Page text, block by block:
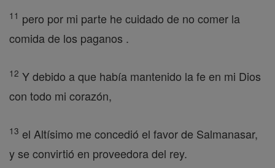
11 pero por mi parte he cuidado de no comer la
comida de los paganos .
12 Y debido a que había mantenido la fe en mi Dios
con todo mi corazón,
13 el Altísimo me concedió el favor de Salmanasar,
y se convirtió en proveedora del rey.